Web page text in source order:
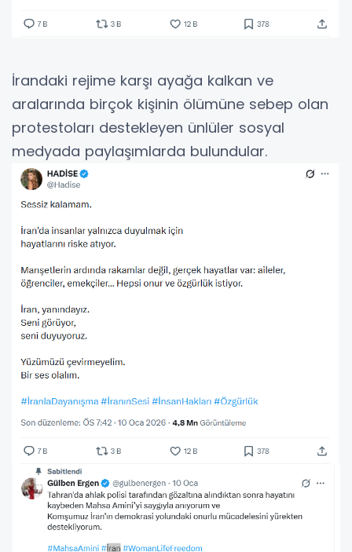
İrandaki rejime karşı ayağa kalkan ve
aralarında birçok kişinin ölümüne sebep olan
protestoları destekleyen ünlüler sosyal
medyada paylaşımlarda bulundular.